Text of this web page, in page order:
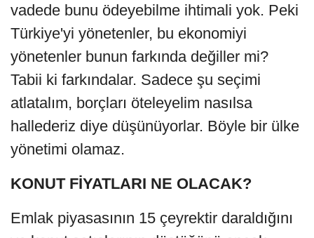
vadede bunu ödeyebilme ihtimali yok. Peki
Türkiye'yi yönetenler, bu ekonomiyi
yönetenler bunun farkında değiller mi?
Tabii ki farkındalar. Sadece şu seçimi
atlatalım, borçları öteleyelim nasılsa
hallederiz diye düşünüyorlar. Böyle bir ülke
yönetimi olamaz.
KONUT FİYATLARI NE OLACAK?
Emlak piyasasının 15 çeyrektir daraldığını